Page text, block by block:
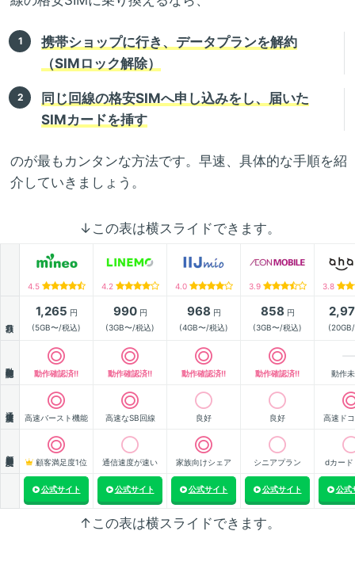
携帯ショップに行き、データプランを解約
（SIMロック解除）
同じ回線の格安SIMへ申し込みをし、届いた
SIMカードを挿す
のが最もカンタンな方法です。早速、具体的な手順を紹
介していきましょう。
↓この表は横スライドできます。
4.5 4.2 4.0 3.9 3.8
1,265 円
(5GB〜/税込)
990円
(3GB〜/税込)
968 円
(4GB〜/税込)
858 円
(3GB〜/税込)
動作確認済!! 動作確認済!! 動作確認済!! 動作確認済!! 動作
高速バースト機能 高速なSB回線 良好 良好 高速ド
顧客満足度1位 通信速度が速い 家族向けシェア シニアプラン dカード
公式サイト 公式サイト 公式サイト 公式サイト 公式
↑この表は横スライドできます。